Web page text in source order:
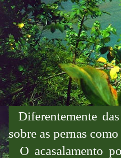
Diferentemente
sobre as pernas
O acasalamento